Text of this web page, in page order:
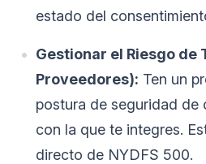
estado del
Gestionar el Riesgo de
Proveedores): Ten un
postura de seguridad de
con la que te integres.
directo de NYDFS 500.